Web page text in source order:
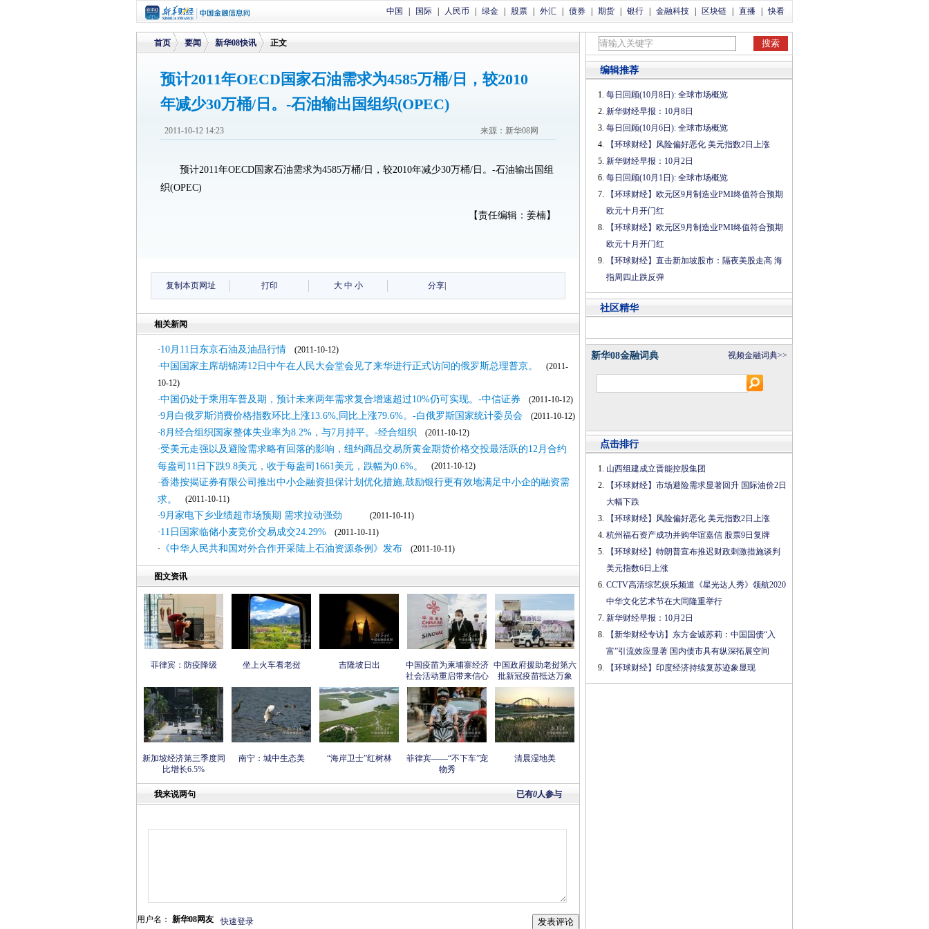
中国 国际 人民币 绿金 股票 外汇 债券 期货 银行 金融科技 区块链 直播 快看
首页
>
要闻
>
新华08快讯
>
正文
预计2011年OECD国家石油需求为4585万桶/日，较2010
年减少30万桶/日。-石油输出国组织(OPEC)
来源：新华08网
2011-10-12 14:23
预计2011年OECD国家石油需求为4585万桶/日，较2010年减少30万桶/日。-石油输出国组
织(OPEC)
【责任编辑：姜楠】
复制本页网址 打印 大 中 小 分享
相关新闻
·10月11日东京石油及油品行情 (2011-10-12)
·中国国家主席胡锦涛12日中午在人民大会堂会见了来华进行正式访问的俄罗斯总理普京。
(2011-
10-12)
·中国仍处于乘用车普及期，预计未来两年需求复合增速超过10%仍可实现。-中信证券 (2011-10-12)
·9月白俄罗斯消费价格指数环比上涨13.6%,同比上涨79.6%。-白俄罗斯国家统计委员会 (2011-10-12)
·8月经合组织国家整体失业率为8.2%，与7月持平。-经合组织 (2011-10-12)
·受美元走强以及避险需求略有回落的影响，纽约商品交易所黄金期货价格交投最活跃的12月合约
每盎司11日下跌9.8美元，收于每盎司1661美元，跌幅为0.6%。
(2011-10-12)
·香港按揭证券有限公司推出中小企融资担保计划优化措施,鼓励银行更有效地满足中小企的融资需
求。
(2011-10-11)
·9月家电下乡业绩超市场预期 需求拉动强劲
(2011-10-11)
·11日国家临储小麦竞价交易成交24.29% (2011-10-11)
·
《中华人民共和国对外合作开采陆上石油资源条例》发布 (2011-10-11)
图文资讯
菲律宾：防疫降级 坐上火车看老挝 吉隆坡日出
中国疫苗为柬埔寨经济
社会活动重启带来信心
中国政府援助老挝第六
批新冠疫苗抵达万象
新加坡经济第三季度同
比增长6.5%
南宁：城中生态美 “海岸卫士”红树林
菲律宾——“不下车”宠
物秀
清晨湿地美
已有0人参与
我来说两句
用户名： 新华08网友 快速登录
编辑推荐
每日回顾(10月8日): 全球市场概览
新华财经早报：10月8日
每日回顾(10月6日): 全球市场概览
【环球财经】风险偏好恶化 美元指数2日上涨
新华财经早报：10月2日
每日回顾(10月1日): 全球市场概览
【环球财经】欧元区9月制造业PMI终值符合预期
欧元十月开门红
【环球财经】欧元区9月制造业PMI终值符合预期
欧元十月开门红
【环球财经】直击新加坡股市：隔夜美股走高 海
指周四止跌反弹
社区精华
新华08金融词典 视频金融词典>>
点击排行
山西组建成立晋能控股集团
【环球财经】市场避险需求显著回升 国际油价2日
大幅下跌
【环球财经】风险偏好恶化 美元指数2日上涨
杭州福石资产成功并购华谊嘉信 股票9日复牌
【环球财经】特朗普宣布推迟财政刺激措施谈判
美元指数6日上涨
CCTV高清综艺娱乐频道《星光达人秀》领航2020
中华文化艺术节在大同隆重举行
新华财经早报：10月2日
【新华财经专访】东方金诚苏莉：中国国债“入
富”引流效应显著 国内债市具有纵深拓展空间
【环球财经】印度经济持续复苏迹象显现